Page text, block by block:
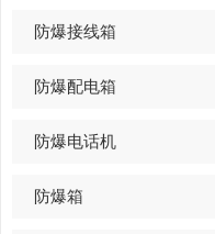
防爆接线箱
防爆配电箱
防爆电话机
防爆箱